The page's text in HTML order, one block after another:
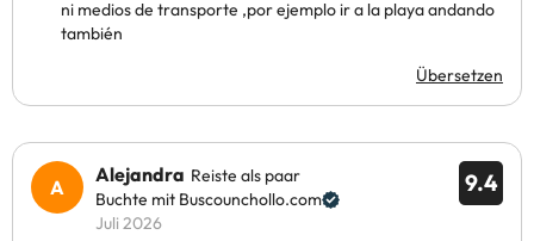
ni medios de transporte ,por ejemplo ir a la playa andando
también
Übersetzen
9.4
Alejandra Reiste als paar
Buchte mit Buscounchollo.com
Juli 2026